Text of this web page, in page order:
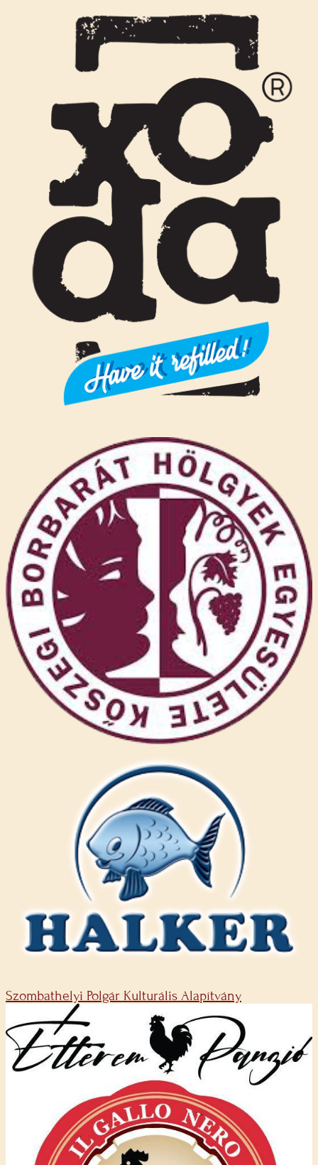
Szombathelyi Polgár Kulturális Alapítvány